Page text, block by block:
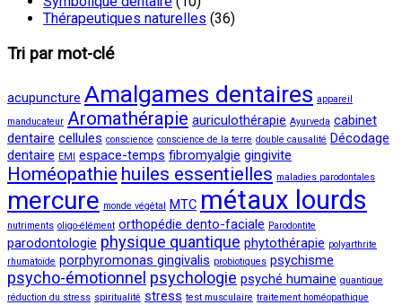
Thérapeutiques naturelles (36)
Tri par mot-clé
acupuncture Amalgames dentaires appareil
manducateur Aromathérapie auriculothérapie Ayurveda cabinet
dentaire cellules conscience conscience de la terre double causalité Décodage
dentaire EMI espace-temps fibromyalgie gingivite
Homéopathie huiles essentielles maladies parodontales
mercure monde végétal MTC métaux lourds
nutriments oligo-élément orthopédie dento-faciale Parodontite
parodontologie physique quantique phytothérapie polyarthrite
rhumatoïde porphyromonas gingivalis probiotiques psychisme
psycho-émotionnel psychologie psyché humaine quantique
réduction du stress spiritualité stress test musculaire traitement homéopathique